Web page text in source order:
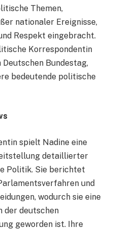
Themen,
nationaler Ereignisse,
Respekt eingebracht.
Korrespondentin
Deutschen Bundestag,
bedeutende politische
spielt Nadine eine
detaillierter
Politik. Sie berichtet
und
wodurch sie eine
der deutschen
geworden ist. Ihre